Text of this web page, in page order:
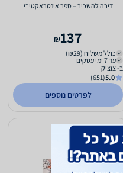
דירה להשכיר – ספר אינטראקטיבי
137
₪
כולל משלוח (₪29)
עד 7 ימי עסקים
ב- צוציק
5.0
(651)
לפרטים נוספים